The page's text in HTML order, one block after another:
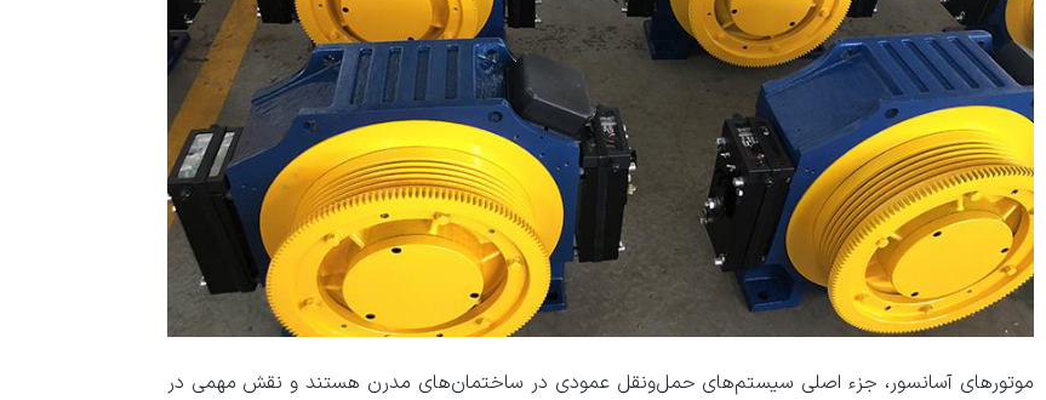
موتورهای آسانسور، جزء اصلی سیستم‌های حمل‌ونقل عمودی در ساختمان‌های مدرن هستند و نقش مهمی در